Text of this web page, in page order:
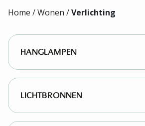
Home /Wonen /Verlichting
HANGLAMPEN
LICHTBRONNEN